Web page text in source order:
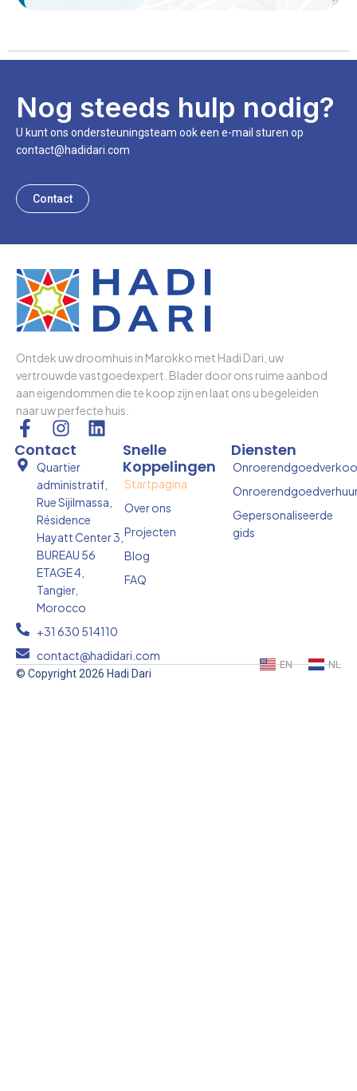
Nog steeds hulp nodig?
U kunt ons ondersteuningsteam ook een e-mail sturen op
contact@hadidari.com
Contact
Ontdek uw droomhuis in Marokko met Hadi Dari, uw
vertrouwde vastgoedexpert. Blader door ons ruime aanbod
aan eigendommen die te koop zijn en laat ons u begeleiden
naar uw perfecte huis.
F
a
c
I
n
s
t
a
g
r
a
m
L
k
e
i
Snelle
Koppelingen
Startpagina
Over ons
Projecten
Blog
FAQ
Diensten
Gepersonaliseerde
gids
Contact
Quartier
administratif,
Rue Sijilmassa,
Résidence
Hayatt Center 3,
BUREAU 56
ETAGE 4,
Tangier,
Morocco
+31 630 514110
contact@hadidari.com
© Copyright 2026 Hadi Dari
EN NL